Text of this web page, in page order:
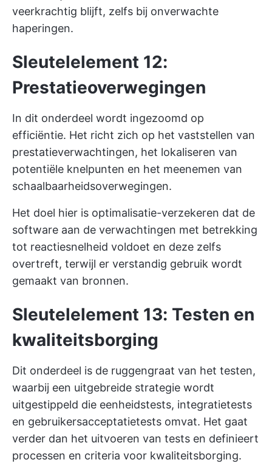
veerkrachtig blijft, zelfs bij onverwachte
haperingen.
Sleutelelement 12:
Prestatieoverwegingen
In dit onderdeel wordt ingezoomd op
efficiëntie. Het richt zich op het vaststellen van
prestatieverwachtingen, het lokaliseren van
potentiële knelpunten en het meenemen van
schaalbaarheidsoverwegingen.
Het doel hier is optimalisatie-verzekeren dat de
software aan de verwachtingen met betrekking
tot reactiesnelheid voldoet en deze zelfs
overtreft, terwijl er verstandig gebruik wordt
gemaakt van bronnen.
Sleutelelement 13: Testen en
kwaliteitsborging
Dit onderdeel is de ruggengraat van het testen,
waarbij een uitgebreide strategie wordt
uitgestippeld die eenheidstests, integratietests
en gebruikersacceptatietests omvat. Het gaat
verder dan het uitvoeren van tests en definieert
processen en criteria voor kwaliteitsborging.